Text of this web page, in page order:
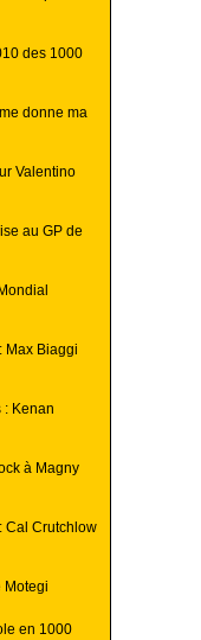
des 1000
donne ma
Valentino
au GP de
Max Biaggi
: Kenan
à Magny
Cal Crutchlow
Motegi
en 1000